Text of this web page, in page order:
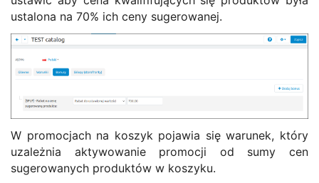
ustalona na 70% ich ceny sugerowanej.
W promocjach na koszyk pojawia się warunek, który
uzależnia aktywowanie promocji od sumy cen
sugerowanych produktów w koszyku.